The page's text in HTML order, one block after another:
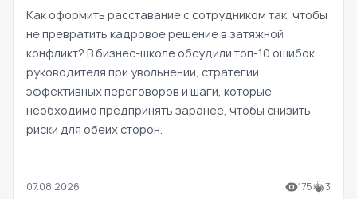
Как оформить расставание с сотрудником так, чтобы
не превратить кадровое решение в затяжной
конфликт? В бизнес-школе обсудили топ-10 ошибок
руководителя при увольнении, стратегии
эффективных переговоров и шаги, которые
необходимо предпринять заранее, чтобы снизить
риски для обеих сторон.
07.08.2026 175 3